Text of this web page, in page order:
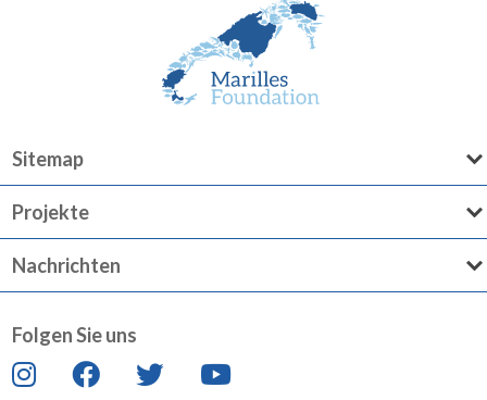
Sitemap
Projekte
Nachrichten
Folgen Sie uns